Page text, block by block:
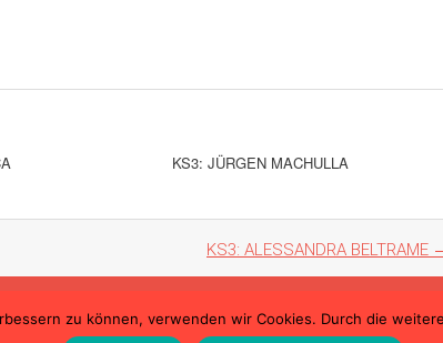
KS3: JÜRGEN MACHULLA
KS3: ALESSANDRA BELTRAME
Ulm | Teilnahmebedingungen| Datenschutzerklärung|
zu können, verwenden wir Cookies. Durch die